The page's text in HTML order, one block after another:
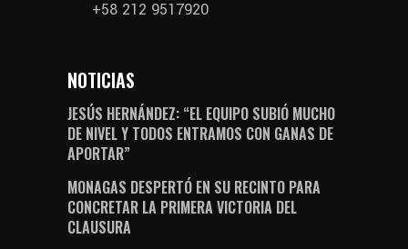
+58 212 9517920
NOTICIAS
JESÚS HERNÁNDEZ: “EL EQUIPO SUBIÓ MUCHO
DE NIVEL Y TODOS ENTRAMOS CON GANAS DE
APORTAR”
MONAGAS DESPERTÓ EN SU RECINTO PARA
CONCRETAR LA PRIMERA VICTORIA DEL
CLAUSURA